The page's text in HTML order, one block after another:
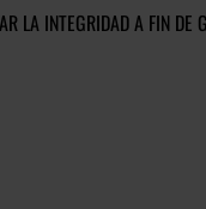
INTEGRIDAD A FIN DE